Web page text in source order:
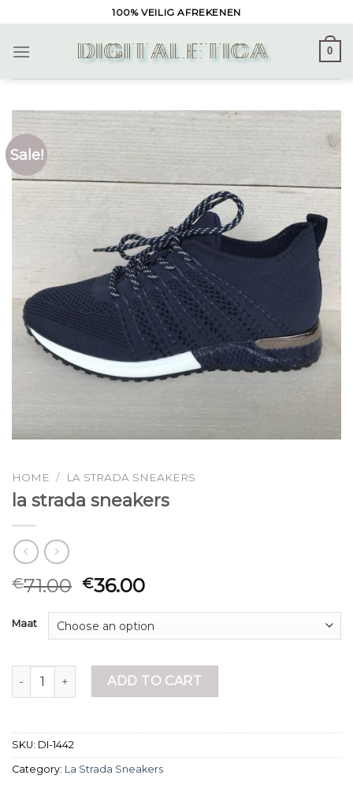
to
content
100% VEILIG AFREKENEN
0
Sale!
HOME / LA STRADA SNEAKERS
la strada sneakers
€71.00 €36.00
Maat
la strada sneakers quantity
ADD TO CART
SKU: DI-1442
Category: La Strada Sneakers